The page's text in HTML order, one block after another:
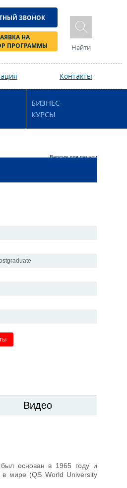
ЗВОНОК
НА
ПРОГРАММЫ
Найти
Контакты
БИЗНЕС-
КУРСЫ
Версия для печати
Видео
основан в 1965 году и
в мире (QS World University